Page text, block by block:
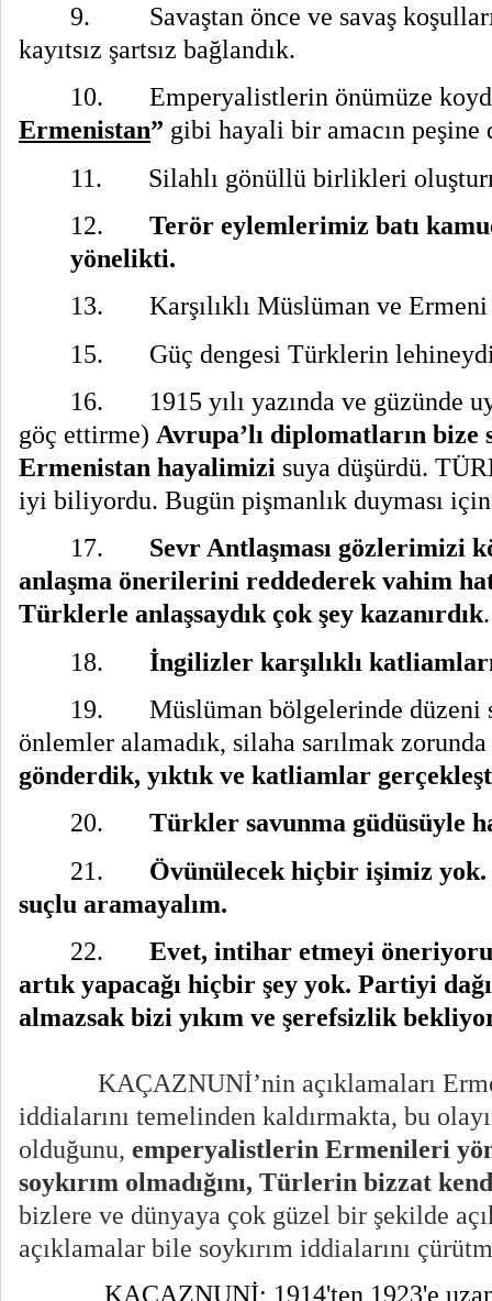
9.
Savaştan önce ve savaş
kayıtsız şartsız bağlandık.
10.
Emperyalistlerin önümüze
Ermenistan” gibi hayali bir amacın peşine
11.
Silahlı gönüllü birlikleri
12.
Terör eylemlerimiz batı
yönelikti.
13.
Karşılıklı Müslüman ve Ermeni
15.
Güç dengesi Türklerin
16.
1915 yılı yazında ve güzünde
göç ettirme) Avrupa’lı diplomatların bize
Ermenistan hayalimizi suya düşürdü.
iyi biliyordu. Bugün pişmanlık duyması
17.
Sevr Antlaşması gözlerimizi
anlaşma önerilerini reddederek vahim
Türklerle anlaşsaydık çok şey kazanırdık.
18.
İngilizler karşılıklı
19.
Müslüman bölgelerinde düzeni
önlemler alamadık, silaha sarılmak
gönderdik, yıktık ve katliamlar
20.
Türkler savunma güdüsüyle
21.
Övünülecek hiçbir işimiz yok.
suçlu aramayalım.
22.
Evet, intihar etmeyi
artık yapacağı hiçbir şey yok. Partiyi
almazsak bizi yıkım ve şerefsizlik
KAÇAZNUNİ’nin açıklamaları
iddialarını temelinden kaldırmakta, bu
olduğunu, emperyalistlerin Ermenileri
soykırım olmadığını, Türlerin bizzat
bizlere ve dünyaya çok güzel bir şekilde
açıklamalar bile soykırım iddialarını
KAÇAZNUNİ; 1914'ten 1923'e